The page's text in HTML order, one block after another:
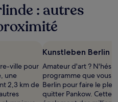
: autres
ville pour
une
2,3 km de
Kunstleben Berlin
Amateur d'art ?
programme que vous
Berlin pour faire le
quitter Pankow. Cette